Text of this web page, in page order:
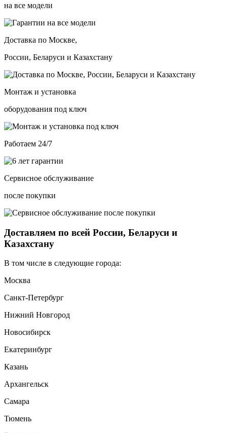
на все модели
Доставка по Москве,
России, Беларуси и Казахстану
Монтаж и установка
оборудования под ключ
Работаем 24/7
Сервисное обслуживание
после покупки
Доставляем по всей России, Беларуси и
Казахстану
В том числе в следующие города:
Москва
Санкт-Петербург
Нижний Новгород
Новосибирск
Екатеринбург
Казань
Архангельск
Самара
Тюмень